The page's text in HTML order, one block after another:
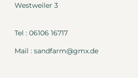
Westweiler 3
Tel : 06106 16717
Mail : sandfarm@gmx.de